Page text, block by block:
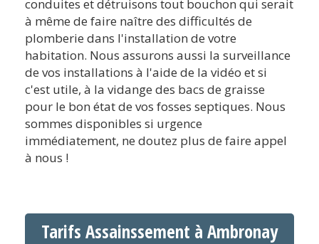
conduites et détruisons tout bouchon qui serait
à même de faire naître des difficultés de
plomberie dans l'installation de votre
habitation. Nous assurons aussi la surveillance
de vos installations à l'aide de la vidéo et si
c'est utile, à la vidange des bacs de graisse
pour le bon état de vos fosses septiques. Nous
sommes disponibles si urgence
immédiatement, ne doutez plus de faire appel
à nous !
Tarifs Assainssement à Ambronay